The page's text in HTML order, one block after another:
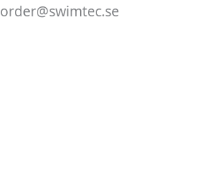
order@swimtec.se